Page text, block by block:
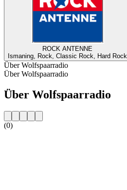
ROCK ANTENNE
Ismaning, Rock, Classic Rock, Hard Rock
Über Wolfspaarradio
Über Wolfspaarradio
Über Wolfspaarradio
(0)